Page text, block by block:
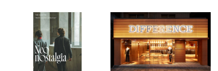
しいビジネスユースな仕事服として
提案しています。
“選ぶ・着る・楽しむ”をテーマに
「合理的に選ぶ事」「楽しく選ぶ
事」その両者がまったく矛盾しない
事を証明する、スーツの新しい買い